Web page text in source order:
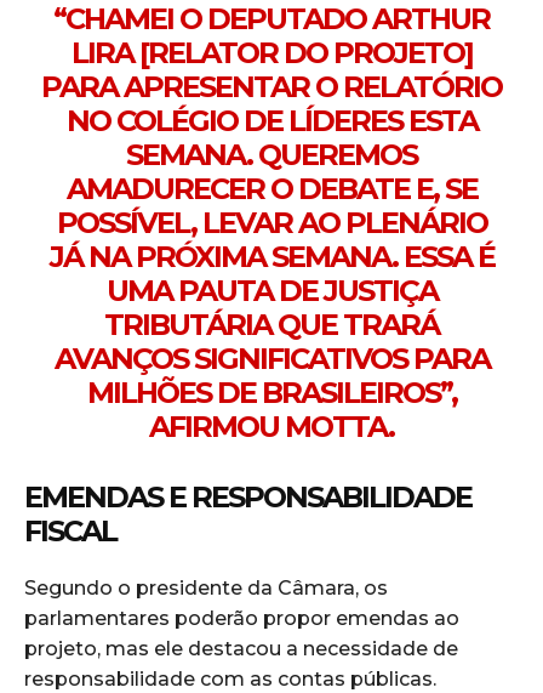
“CHAMEI O DEPUTADOARTHUR
LIRA[RELATOR DO PROJETO]
PARA APRESENTAR O RELATÓRIO
NO COLÉGIO DE LÍDERES ESTA
SEMANA. QUEREMOS
AMADURECER O DEBATE E, SE
POSSÍVEL, LEVAR AO PLENÁRIO
JÁ NA PRÓXIMA SEMANA. ESSA É
UMA PAUTA DE JUSTIÇA
TRIBUTÁRIA QUE TRARÁ
AVANÇOS SIGNIFICATIVOS PARA
MILHÕES DE BRASILEIROS”,
AFIRMOU MOTTA.
EMENDAS E RESPONSABILIDADE
FISCAL
Segundo o presidente da Câmara, os
parlamentares poderão propor emendas ao
projeto, mas ele destacou a necessidade de
responsabilidade com as contas públicas.